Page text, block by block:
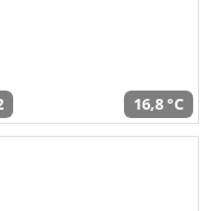
16,8 °C